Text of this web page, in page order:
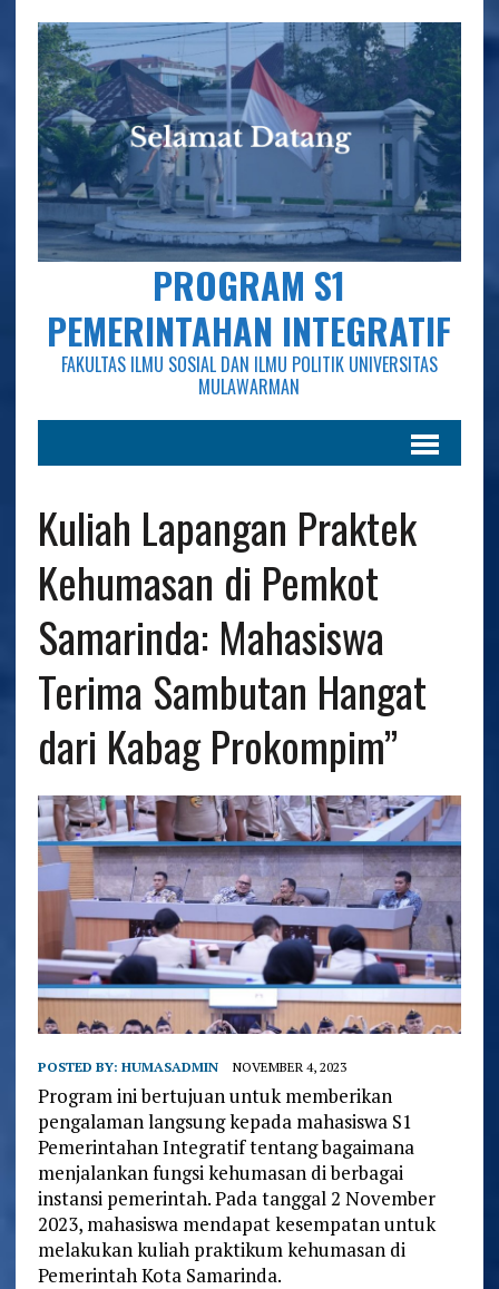
PROGRAM S1
PEMERINTAHAN INTEGRATIF
FAKULTAS ILMU SOSIAL DAN ILMU POLITIK UNIVERSITAS
MULAWARMAN
Kuliah Lapangan Praktek
Kehumasan di Pemkot
Samarinda: Mahasiswa
Terima Sambutan Hangat
dari Kabag Prokompim”
POSTED BY: HUMASADMIN NOVEMBER 4, 2023
Program ini bertujuan untuk memberikan
pengalaman langsung kepada mahasiswa S1
Pemerintahan Integratif tentang bagaimana
menjalankan fungsi kehumasan di berbagai
instansi pemerintah. Pada tanggal 2 November
2023, mahasiswa mendapat kesempatan untuk
melakukan kuliah praktikum kehumasan di
Pemerintah Kota Samarinda.